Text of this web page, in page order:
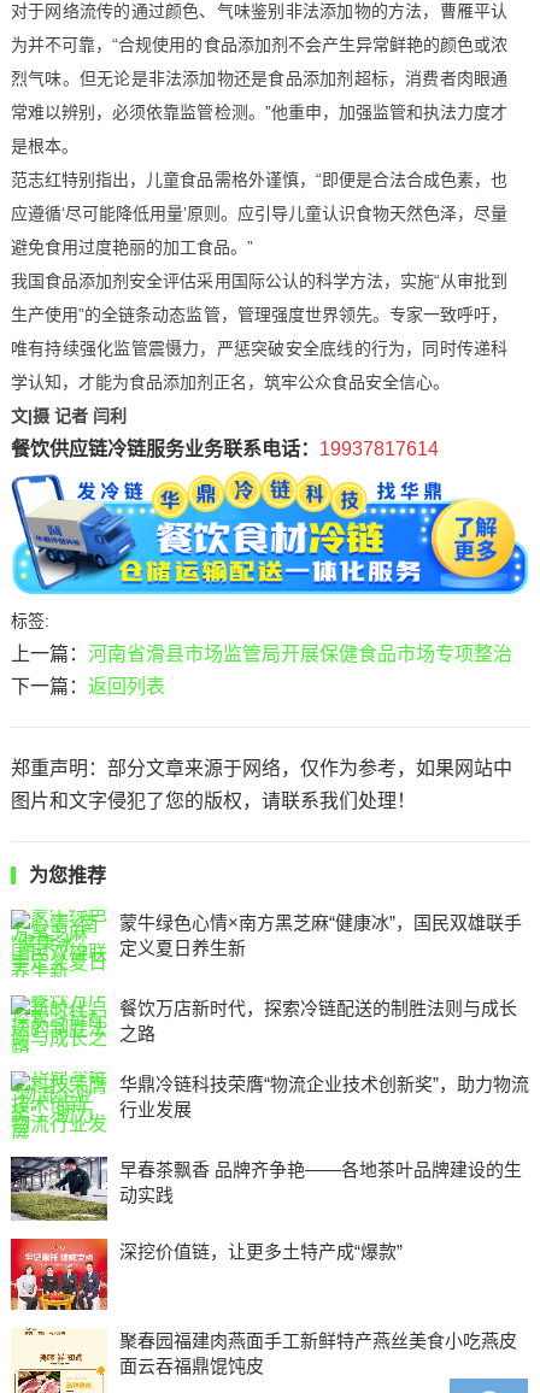
对于网络流传的通过颜色、气味鉴别非法添加物的方法，曹雁平认
为并不可靠，“合规使用的食品添加剂不会产生异常鲜艳的颜色或浓
烈气味。但无论是非法添加物还是食品添加剂超标，消费者肉眼通
常难以辨别，必须依靠监管检测。”他重申，加强监管和执法力度才
是根本。
范志红特别指出，儿童食品需格外谨慎，“即便是合法合成色素，也
应遵循‘尽可能降低用量’原则。应引导儿童认识食物天然色泽，尽量
避免食用过度艳丽的加工食品。”
我国食品添加剂安全评估采用国际公认的科学方法，实施“从审批到
生产使用”的全链条动态监管，管理强度世界领先。专家一致呼吁，
唯有持续强化监管震慑力，严惩突破安全底线的行为，同时传递科
学认知，才能为食品添加剂正名，筑牢公众食品安全信心。
文|摄 记者 闫利
餐饮供应链冷链服务业务联系电话： 19937817614
标签:
上一篇： 河南省滑县市场监管局开展保健食品市场专项整治
下一篇： 返回列表
郑重声明：部分文章来源于网络，仅作为参考，如果网站中
图片和文字侵犯了您的版权，请联系我们处理！
为您推荐
蒙牛绿色心情×南方黑芝麻“健康冰”，国民双雄联手
定义夏日养生新
餐饮万店新时代，探索冷链配送的制胜法则与成长
之路
华鼎冷链科技荣膺“物流企业技术创新奖”，助力物流
行业发展
早春茶飘香 品牌齐争艳——各地茶叶品牌建设的生
动实践
深挖价值链，让更多土特产成“爆款”
聚春园福建肉燕面手工新鲜特产燕丝美食小吃燕皮
面云吞福鼎馄饨皮